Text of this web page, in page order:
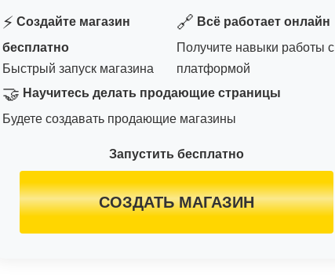
⚡ Создайте магазин
бесплатно
Быстрый запуск магазина
🔗 Всё работает онлайн
Получите навыки работы с
платформой
🤝 Научитесь делать продающие страницы
Будете создавать продающие магазины
Запустить бесплатно
СОЗДАТЬ МАГАЗИН